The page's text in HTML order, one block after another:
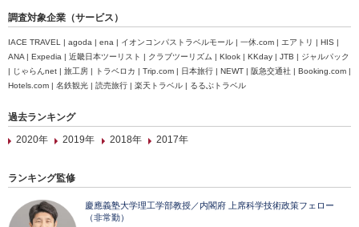
調査対象企業（サービス）
IACE TRAVEL | agoda | ena | イオンコンパストラベルモール | 一休.com | エアトリ | HIS |
ANA | Expedia | 近畿日本ツーリスト | クラブツーリズム | Klook | KKday | JTB | ジャルパック
| じゃらんnet | 旅工房 | トラベロカ | Trip.com | 日本旅行 | NEWT | 阪急交通社 | Booking.com |
Hotels.com | 名鉄観光 | 読売旅行 | 楽天トラベル | るるぶトラベル
過去ランキング
2020年
2019年 2018年 2017年
ランキング監修
慶應義塾大学理工学部教授／内閣府 上席科学技術政策フェロー
（非常勤）